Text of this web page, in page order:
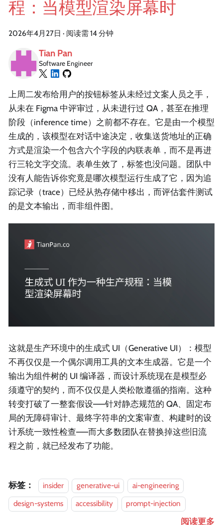
程：当模型渲染屏幕时
2026年4月27日 · 阅读需 14 分钟
Tian Pan
Software Engineer
上周二发布给用户的按钮标签从未经过文案人员之手，
从未在 Figma 中评审过，从未进行过 QA，甚至在推理
阶段（inference time）之前都不存在。它是由一个模型
生成的，该模型在对话中途决定，收集送货地址的正确
方式是渲染一个包含六个字段的内联表单，而不是再进
行三轮文字交流。表单生效了，标签也没问题。团队中
没有人能告诉你究竟是哪次模型运行生成了它，因为追
踪记录（trace）已经从热存储中移出，而评估套件测试
的是文本输出，而非组件图。
这就是生产环境中的生成式 UI（Generative UI）：模型
不再仅仅是一个偶尔调用工具的文本生成器。它是一个
输出为组件树的 UI 编译器，而设计系统现在是模型必
须遵守的契约，而不仅仅是人类松散遵循的指南。这种
转变打破了一整套假设——针对静态规范的 QA、固定布
局的无障碍审计、最终字符串的文案审查、构建时的设
计系统一致性检查——而大多数团队在替换掉这些旧流
程之前，就已经发布了功能。
标签： insider generative-ui
ai-engineering
design-systems
accessibility prompt-injection
阅读更多